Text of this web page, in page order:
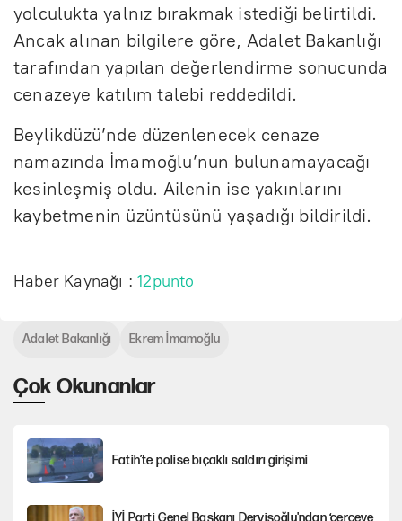
yolculukta yalnız bırakmak istediği belirtildi.
Ancak alınan bilgilere göre, Adalet Bakanlığı
tarafından yapılan değerlendirme sonucunda
cenazeye katılım talebi reddedildi.
Beylikdüzü’nde düzenlenecek cenaze
namazında İmamoğlu’nun bulunamayacağı
kesinleşmiş oldu. Ailenin ise yakınlarını
kaybetmenin üzüntüsünü yaşadığı bildirildi.
Haber Kaynağı :12punto
Çok Okunanlar
Fatih’te polise bıçaklı saldırı girişimi
İYİ Parti Genel Başkanı Dervişoğlu'ndan ‘çerçeve
Adalet Bakanlığı Ekrem İmamoğlu